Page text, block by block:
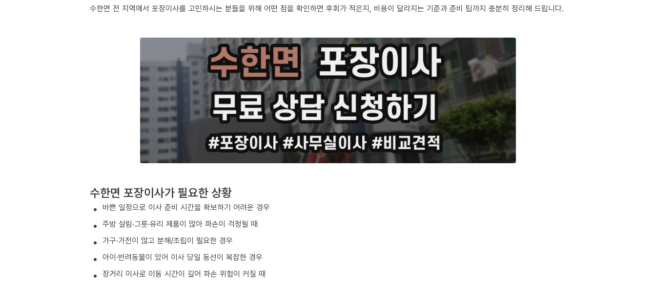
수한면 전 지역에서 포장이사를 고민하시는 분들을 위해 어떤 점을 확인하면 후회가 적은지, 비용이 달라지는 기준과 준비 팁까지 충분히 정리해 드립니다.
수한면 포장이사가 필요한 상황
바쁜 일정으로 이사 준비 시간을 확보하기 어려운 경우
주방 살림·그릇·유리 제품이 많아 파손이 걱정될 때
가구·가전이 많고 분해/조립이 필요한 경우
아이·반려동물이 있어 이사 당일 동선이 복잡한 경우
장거리 이사로 이동 시간이 길어 파손 위험이 커질 때